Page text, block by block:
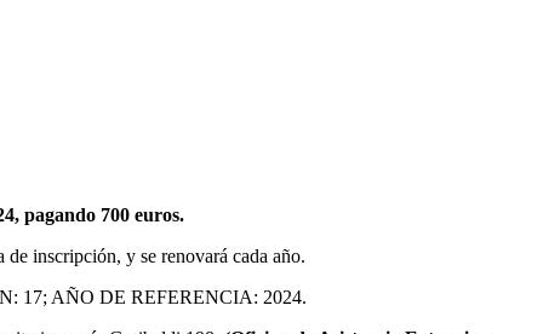
pagando 700 euros.
inscripción, y se renovará cada año.
17; AÑO DE REFERENCIA: 2024.